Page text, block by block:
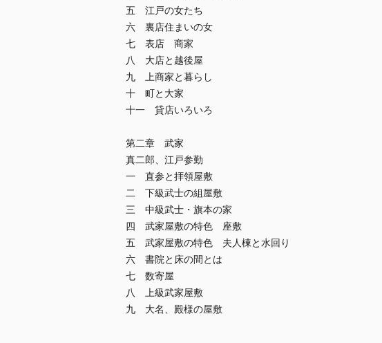
五 江戸の女たち
六 裏店住まいの女
七 表店 商家
八 大店と越後屋
九 上商家と暮らし
十 町と大家
十一 貸店いろいろ
第二章 武家
真二郎、江戸参勤
一 直参と拝領屋敷
二 下級武士の組屋敷
三 中級武士・旗本の家
四 武家屋敷の特色 座敷
五 武家屋敷の特色 夫人棟と水回り
六 書院と床の間とは
七 数寄屋
八 上級武家屋敷
九 大名、殿様の屋敷